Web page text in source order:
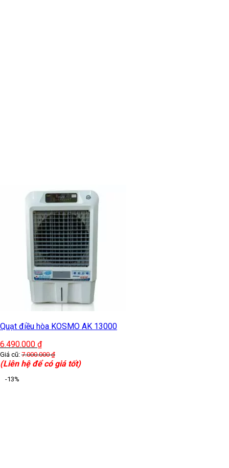
Quạt điều hòa KOSMO AK 13000
6.490.000 ₫
Giá cũ: 7.000.000₫
(Liên hệ để có giá tốt)
-13%